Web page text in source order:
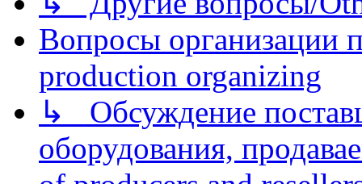
Вопросы организации
production organizing
↳ Обсуждение
оборудования,